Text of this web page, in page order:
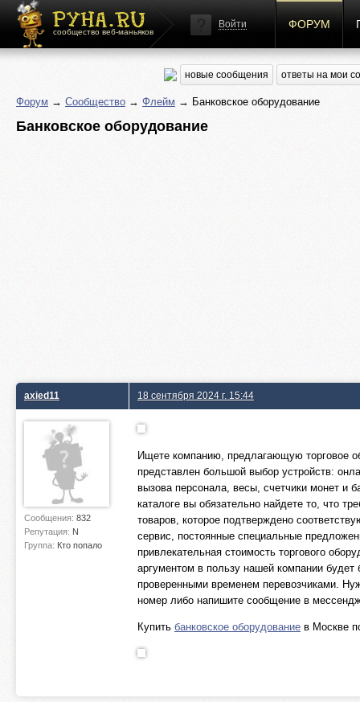
сообщество веб-маньяков
Войти ФОРУМ
новые сообщения ответы на мои
Форум → Сообщество → Флейм → Банковское оборудование
Банковское оборудование
axied11
Сообщения: 832
Репутация: N
Группа: Кто попало
18 сентября 2024 г. 15:44
Ищете компанию, предлагающую торговое
представлен большой выбор устройств:
вызова персонала, весы, счетчики монет и
каталоге вы обязательно найдете то, что
товаров, которое подтверждено
сервис, постоянные специальные
привлекательная стоимость торгового
аргументом в пользу нашей компании
проверенными временем перевозчиками.
номер либо напишите сообщение в
Купить банковское оборудование в Москве